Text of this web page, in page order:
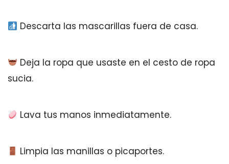
Descarta las mascarillas fuera de casa.
Deja la ropa que usaste en el cesto de ropa
sucia.
Lava tus manos inmediatamente.
Limpia las manillas o picaportes.